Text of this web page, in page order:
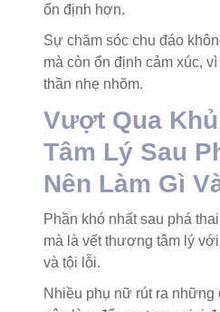
ổn định hơn.
Sự chăm sóc chu đáo
mà còn ổn định cảm xúc,
thần nhẹ nhõm.
Vượt Qua
Tâm Lý Sau
Nên Làm Gì
Phần khó nhất sau phá
mà là vết thương tâm lý
và tội lỗi.
Nhiều phụ nữ rút ra những